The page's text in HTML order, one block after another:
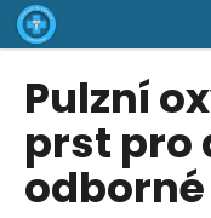
Přejít
na
obsah
Pulzní
prst pro
K
o
C
o
p